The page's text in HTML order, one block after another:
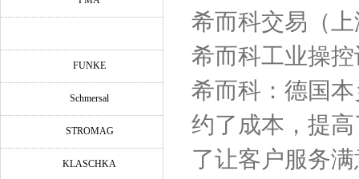
FUNKE
Schmersal
STROMAG
KLASCHKA
希而科交易（
希而科工业操
希而科：德国
约了成本，提
了让客户服务